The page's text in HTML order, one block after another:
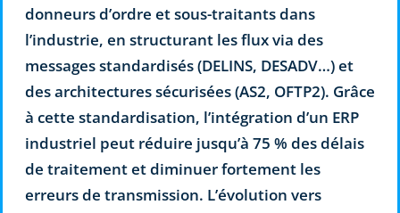
donneurs d’ordre et sous-traitants dans
l’industrie, en structurant les flux via des
messages standardisés (DELINS, DESADV…) et
des architectures sécurisées (AS2, OFTP2). Grâce
à cette standardisation, l’intégration d’un ERP
industriel peut réduire jusqu’à 75 % des délais
de traitement et diminuer fortement les
erreurs de transmission. L’évolution vers